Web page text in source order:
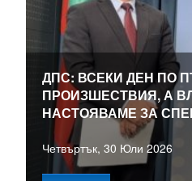
ДПС: ВСЕКИ ДЕН ПО
ПРОИЗШЕСТВИЯ, А
НАСТОЯВАМЕ ЗА
Четвъртък, 30 Юли 2026